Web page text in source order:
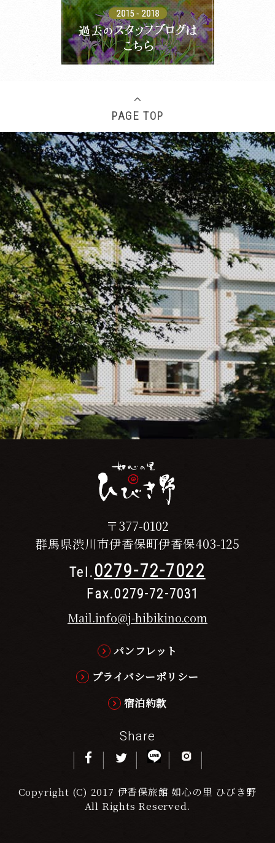
PAGE TOP
〒377-0102
群馬県渋川市伊香保町伊香保403-125
Tel. 0279-72-7022
Fax.0279-72-7031
Mail.info@j-hibikino.com
パンフレット
プライバシーポリシー
宿泊約款
Share
Copyright (C) 2017 伊香保旅館 如心の里 ひびき野
All Rights Reserved.
ページ内のテキストは翻訳されますが、画
像・添付ファイルなど、翻訳の対象外となる
ものもありますので、ご了承ください。
翻訳言語によってはページのレイアウトが崩
CLOSE